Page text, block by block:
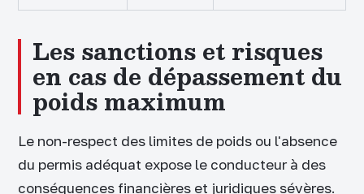
Les sanctions et risques
en cas de dépassement du
poids maximum
Le non-respect des limites de poids ou l'absence
du permis adéquat expose le conducteur à des
conséquences financières et juridiques sévères.